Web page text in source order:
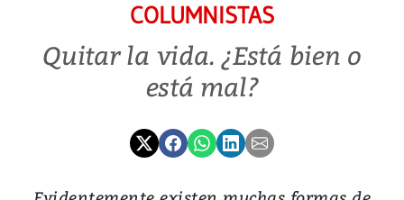
COLUMNISTAS
Quitar la vida. ¿Está bien o
está mal?